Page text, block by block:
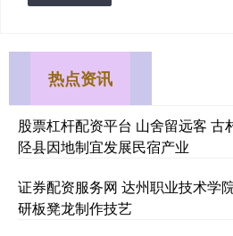
热点资讯
股票杠杆配资平台 山舍留远客
陉县因地制宜发展民宿产业
证券配资服务网 达州职业技术学
研板凳龙制作技艺